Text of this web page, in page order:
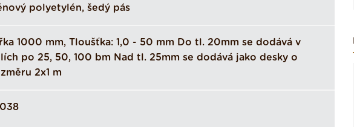
polyetylén, šedý pás
1000 mm, Tloušťka: 1,0 - 50 mm Do tl. 20mm se dodává v
po 25, 50, 100 bm Nad tl. 25mm se dodává jako desky o
2x1 m